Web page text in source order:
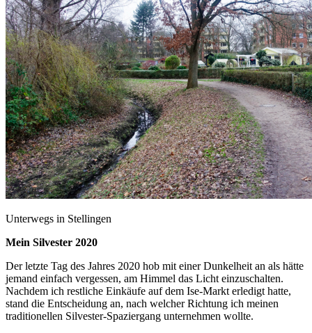
Unterwegs in Stellingen
Mein Silvester 2020
Der letzte Tag des Jahres 2020 hob mit einer Dunkelheit an als hätte
jemand einfach vergessen, am Himmel das Licht einzuschalten.
Nachdem ich restliche Einkäufe auf dem Ise-Markt erledigt hatte,
stand die Entscheidung an, nach welcher Richtung ich meinen
traditionellen Silvester-Spaziergang unternehmen wollte.